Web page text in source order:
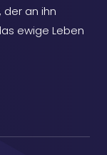
an ihn
ewige Leben